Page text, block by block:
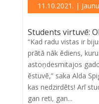
11.10.2021. |
Students virtuvē:
“Kad radu vistas ir
prātā nāk ēdiens,
astoņdesmitajos
ēstuvē,” saka Alda
kas nedzirdēts! Arī
gan reti, gan...